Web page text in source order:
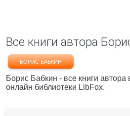
Все книги автора
БОРИС БАБКИН
Борис Бабкин - все книги
онлайн библиотеки LibFox.